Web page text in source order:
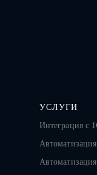
УСЛУГИ
Интеграция с